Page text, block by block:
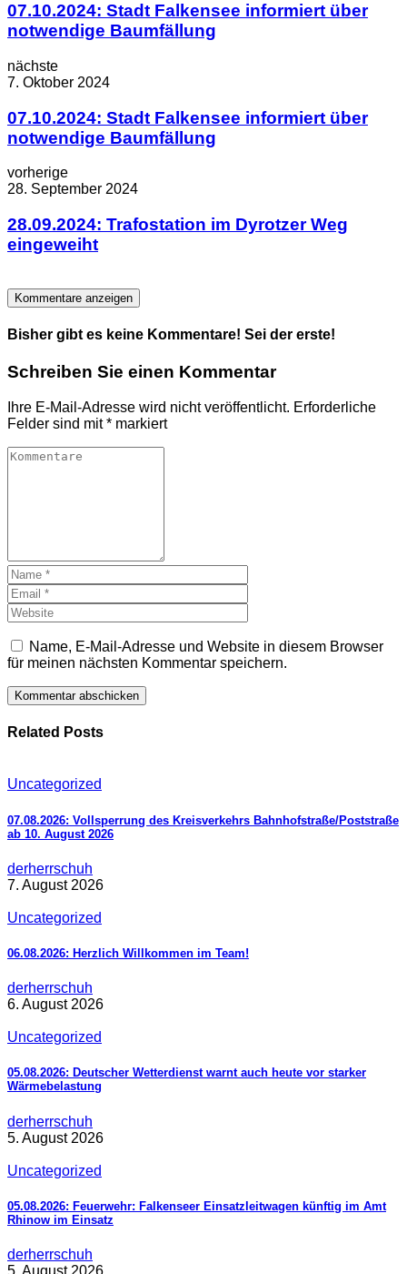
07.10.2024: Stadt Falkensee informiert über
notwendige Baumfällung
nächste
7. Oktober 2024
07.10.2024: Stadt Falkensee informiert über
notwendige Baumfällung
vorherige
28. September 2024
28.09.2024: Trafostation im Dyrotzer Weg
eingeweiht
Kommentare anzeigen
Bisher gibt es keine Kommentare! Sei der erste!
Schreiben Sie einen Kommentar
Ihre E-Mail-Adresse wird nicht veröffentlicht. Erforderliche
Felder sind mit* markiert
Name, E-Mail-Adresse und Website in diesem Browser
für meinen nächsten Kommentar speichern.
Related Posts
Uncategorized
07.08.2026: Vollsperrung des Kreisverkehrs Bahnhofstraße/Poststraße
ab 10. August 2026
derherrschuh
7. August 2026
Uncategorized
06.08.2026: Herzlich Willkommen im Team!
derherrschuh
6. August 2026
Uncategorized
05.08.2026: Deutscher Wetterdienst warnt auch heute vor starker
Wärmebelastung
derherrschuh
5. August 2026
Uncategorized
05.08.2026: Feuerwehr: Falkenseer Einsatzleitwagen künftig im Amt
Rhinow im Einsatz
derherrschuh
5. August 2026